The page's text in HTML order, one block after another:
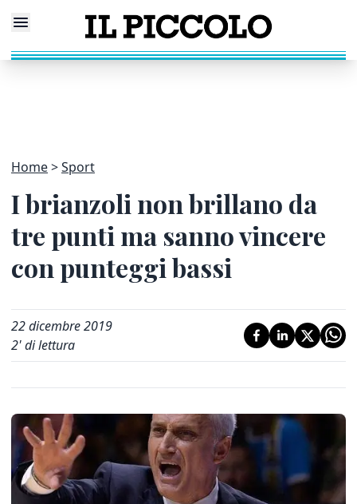
Home Sport
I brianzoli non brillano da
tre punti ma sanno vincere
con punteggi bassi
22 dicembre 2019
2' di lettura